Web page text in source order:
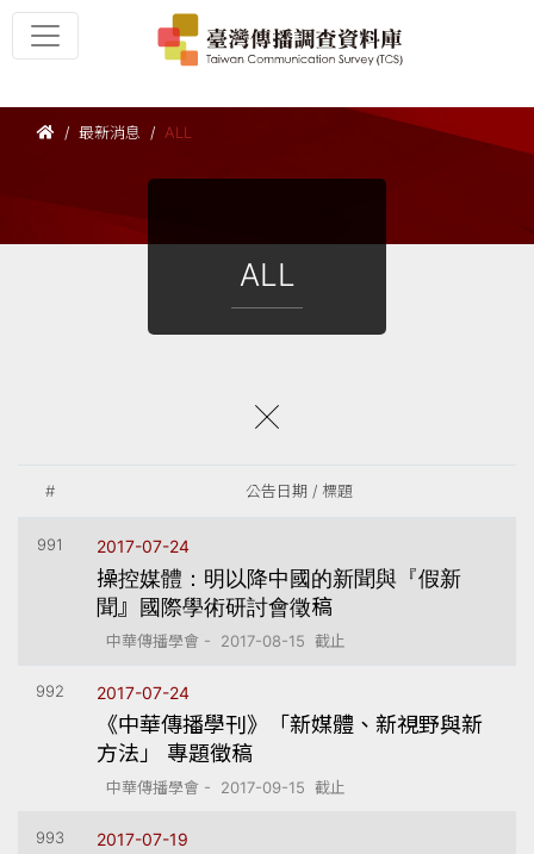
最新消息 ALL
ALL
# 公告日期 / 標題
991 2017-07-24
操控媒體：明以降中國的新聞與『假新
聞』國際學術研討會徵稿
中華傳播學會 - 2017-08-15 截止
992 2017-07-24
《中華傳播學刊》「新媒體、新視野與新
方法」 專題徵稿
中華傳播學會 - 2017-09-15 截止
993 2017-07-19